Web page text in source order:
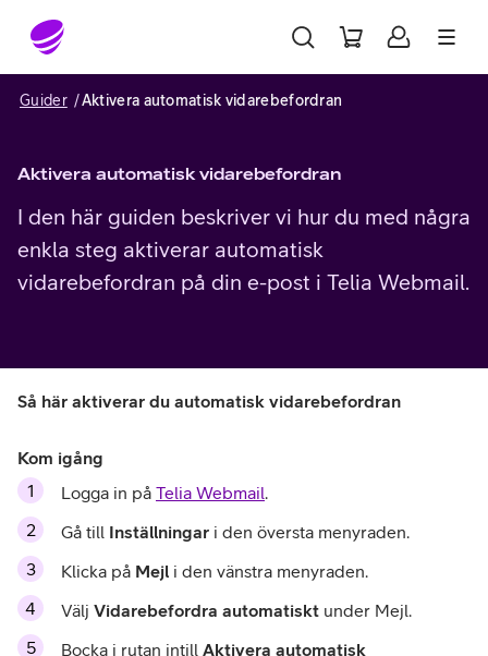
Gå till sidans innehåll
Guider Aktivera automatisk vidarebefordran
Aktivera automatisk vidarebefordran
I den här guiden beskriver vi hur du med några
enkla steg aktiverar automatisk
vidarebefordran på din e-post i Telia Webmail.
Så här aktiverar du automatisk vidarebefordran
Kom igång
Logga in på Telia Webmail.
Gå till Inställningar i den översta menyraden.
Klicka på Mejl i den vänstra menyraden.
Välj Vidarebefordra automatiskt under Mejl.
Bocka i rutan intill Aktivera automatisk